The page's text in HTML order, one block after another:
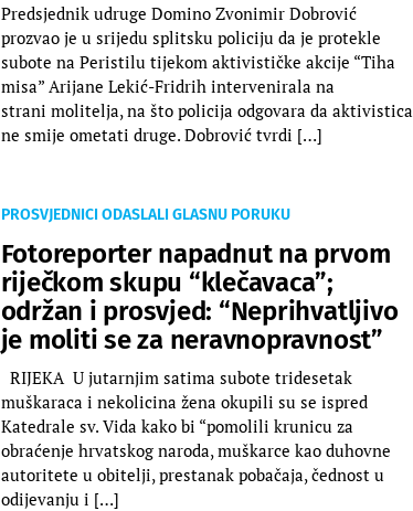
​Predsjednik udruge Domino Zvonimir Dobrović
prozvao je u srijedu splitsku policiju da je protekle
subote na Peristilu tijekom aktivističke akcije “Tiha
misa” Arijane Lekić-Fridrih intervenirala na
strani molitelja, na što policija odgovara da aktivistica
ne smije ometati druge. ​Dobrović tvrdi […]
PROSVJEDNICI ODASLALI GLASNU PORUKU
Fotoreporter napadnut na prvom
riječkom skupu “klečavaca”;
održan i prosvjed: “Neprihvatljivo
je moliti se za neravnopravnost”
RIJEKA U jutarnjim satima subote tridesetak
muškaraca i nekolicina žena okupili su se ispred
Katedrale sv. Vida kako bi “pomolili krunicu za
obraćenje hrvatskog naroda, muškarce kao duhovne
autoritete u obitelji, prestanak pobačaja, čednost u
odijevanju i […]